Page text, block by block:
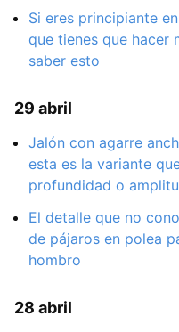
Si eres principiante
que tienes que hacer
saber esto
29 abril
Jalón con agarre
esta es la variante
profundidad o
El detalle que no
de pájaros en polea
hombro
28 abril